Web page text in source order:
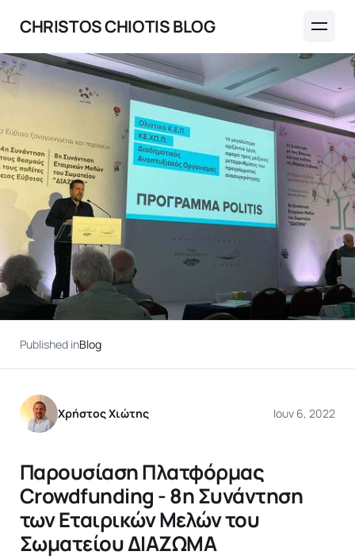
CHRISTOS CHIOTIS BLOG
Published inBlog
Χρήστος Χιώτης Ιουν 6, 2022
Παρουσίαση Πλατφόρμας
Crowdfunding - 8η Συνάντηση
των Εταιρικών Μελών του
Σωματείου ΔΙΑΖΩΜΑ